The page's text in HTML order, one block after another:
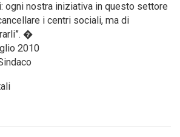
ogni nostra iniziativa in questo settore
i centri sociali, ma di
�
2010